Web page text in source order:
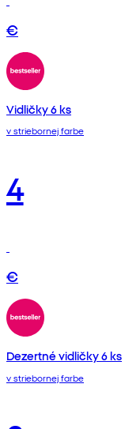
€
Vidličky 6 ks
v striebornej farbe
4
€
Dezertné vidličky 6 ks
v striebornej farbe